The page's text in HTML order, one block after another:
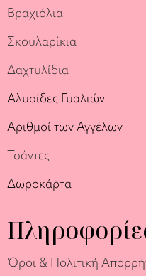
Βραχιόλια
Σκουλαρίκια
Δαχτυλίδια
Αλυσίδες Γυαλιών
Αριθμοί των Αγγέλων
Τσάντες
Δωροκάρτα
Όροι & Πολιτική